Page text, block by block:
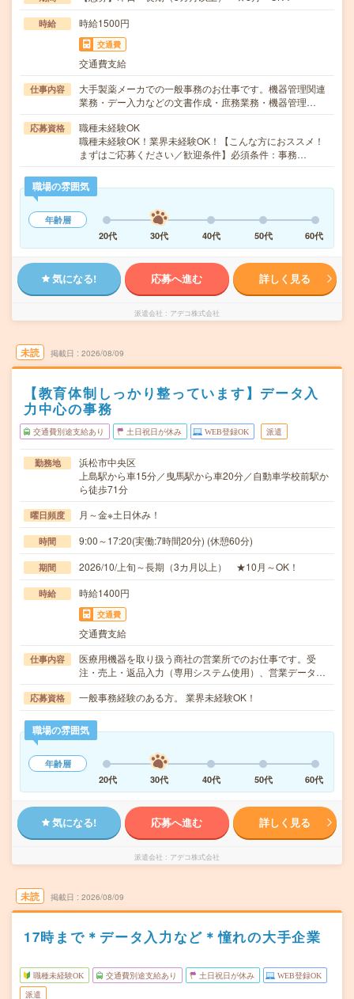
時給 時給1500円
交通費
交通費支給
仕事内容
大手製薬メーカでの一般事務のお仕事です。機器管理関連
業務・デー入力などの文書作成・庶務業務・機器管理…
応募資格
職種未経験OK
職種未経験OK！業界未経験OK！【こんな方におススメ！
まずはご応募ください／歓迎条件】必須条件：事務…
職場の雰囲気
年齢層
20代
30代 40代 50代 60代
気になる! 応募へ進む 詳しく見る
派遣会社 アデコ株式会社
未読 掲載日 2026/08/09
【教育体制しっかり整っています】データ入
力中心の事務
交通費別途支給あり 土日祝日が休み WEB登録OK 派遣
勤務地
浜松市中央区
上島駅から車15分／曳馬駅から車20分／自動車学校前駅か
ら徒歩71分
曜日頻度 月～金※土日休み！
時間 9:00～17:20(実働:7時間20分) (休憩60分)
期間 2026/10/上旬～長期（3カ月以上） ★10月～OK！
時給 時給1400円
交通費
交通費支給
仕事内容
医療用機器を取り扱う商社の営業所でのお仕事です。受
注・売上・返品入力（専用システム使用）、営業データ…
応募資格 一般事務経験のある方。 業界未経験OK！
職場の雰囲気
年齢層
20代
30代 40代 50代 60代
気になる! 応募へ進む 詳しく見る
派遣会社 アデコ株式会社
未読 掲載日 2026/08/09
17時まで＊データ入力など＊憧れの大手企業
職種未経験OK 交通費別途支給あり 土日祝日が休み WEB登録OK
派遣